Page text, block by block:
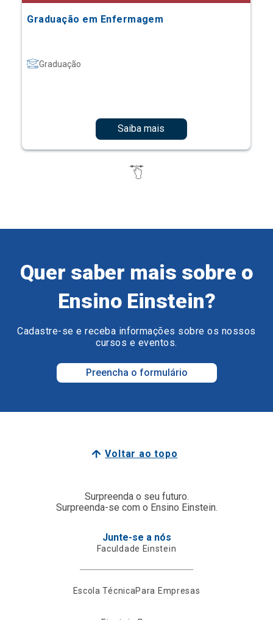
Graduação em Enfermagem
Graduação
Saiba mais
Quer saber mais sobre o
Ensino Einstein?
Cadastre-se e receba informações sobre os nossos
cursos e eventos.
Preencha o formulário
Voltar ao topo
Surpreenda o seu futuro.
Surpreenda-se com o Ensino Einstein.
Junte-se a nós
Faculdade Einstein
Escola TécnicaPara Empresas